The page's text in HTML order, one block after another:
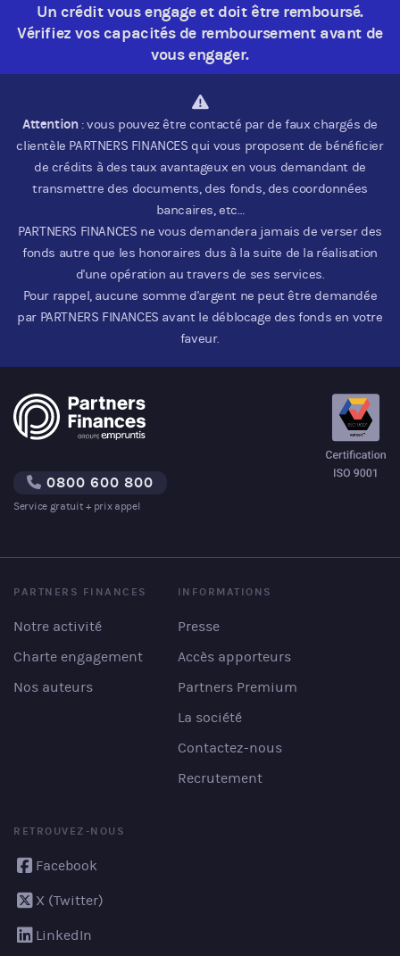
Un crédit vous engage et doit être remboursé.
Vérifiez vos capacités de remboursement avant de
vous engager.
Attention: vous pouvez être contacté par de faux chargés de
clientèle PARTNERS FINANCES qui vous proposent de bénéficier
de crédits à des taux avantageux en vous demandant de
transmettre des documents, des fonds, des coordonnées
bancaires, etc…
PARTNERS FINANCES ne vous demandera jamais de verser des
fonds autre que les honoraires dus à la suite de la réalisation
d'une opération au travers de ses services.
Pour rappel, aucune somme d'argent ne peut être demandée
par PARTNERS FINANCES avant le déblocage des fonds en votre
faveur.
0800 600 800
Service gratuit + prix appel
PARTNERS FINANCES
Notre activité
Charte engagement
Nos auteurs
INFORMATIONS
Presse
Accès apporteurs
Partners Premium
La société
Contactez-nous
Recrutement
RETROUVEZ-NOUS
Facebook
X (Twitter)
LinkedIn